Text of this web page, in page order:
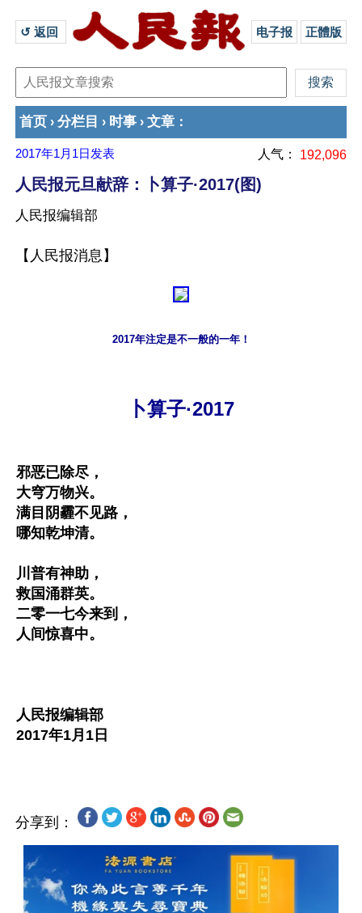
↺ 返回 电子报 正體版
首页 › 分栏目 › 时事 › 文章 ：
2017年1月1日 发表 人气： 192,096
人民报元旦献辞：卜算子·2017(图)
人民报编辑部
2017年注定是不一般的一年！
卜算子·2017
邪恶已除尽，
大穹万物兴。
满目阴霾不见路，
哪知乾坤清。
川普有神助，
救国涌群英。
二零一七今来到，
人间惊喜中。
人民报编辑部
2017年1月1日
分享到：